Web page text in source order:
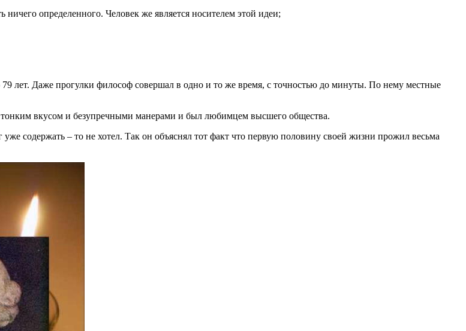
определенного. Человек же является носителем этой идеи;
лет. Даже прогулки философ совершал в одно и то же время, с точностью до минуты. По нему местные
вкусом и безупречными манерами и был любимцем высшего общества.
уже содержать – то не хотел. Так он объяснял тот факт что первую половину своей жизни прожил весьма